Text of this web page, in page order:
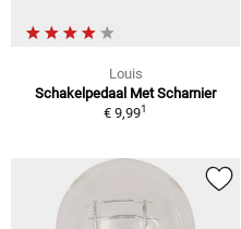
Louis
Schakelpedaal Met Scharnier
€ 9,991